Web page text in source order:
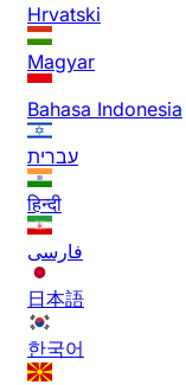
Hrvatski
Magyar
Bahasa Indonesia
עברית
हिन्दी
فارسی
日本語
한국어